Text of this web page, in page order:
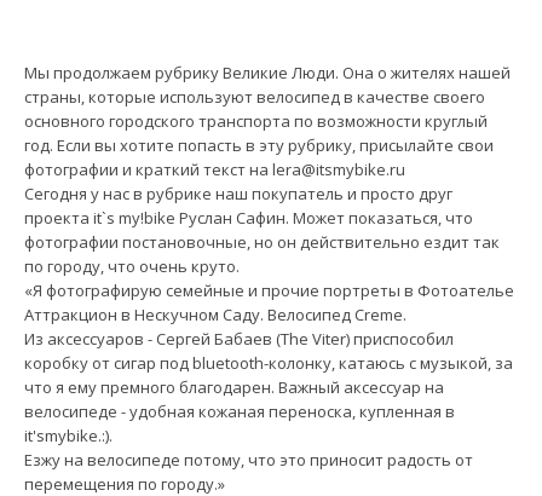
Мы продолжаем рубрику Великие Люди. Она о жителях нашей
страны, которые используют велосипед в качестве своего
основного городского транспорта по возможности круглый
год. Если вы хотите попасть в эту рубрику, присылайте свои
фотографии и краткий текст на lera@itsmybike.ru
Сегодня у нас в рубрике наш покупатель и просто друг
проекта it`s my!bike Руслан Сафин. Может показаться, что
фотографии постановочные, но он действительно ездит так
по городу, что очень круто.
«Я фотографирую семейные и прочие портреты в Фотоателье
Аттракцион в Нескучном Саду. Велосипед Creme.
Из аксессуаров - Сергей Бабаев (The Viter) приспособил
коробку от сигар под bluetooth-колонку, катаюсь с музыкой, за
что я ему премного благодарен. Важный аксессуар на
велосипеде - удобная кожаная переноска, купленная в
it'smybike.:).
Езжу на велосипеде потому, что это приносит радость от
перемещения по городу.»